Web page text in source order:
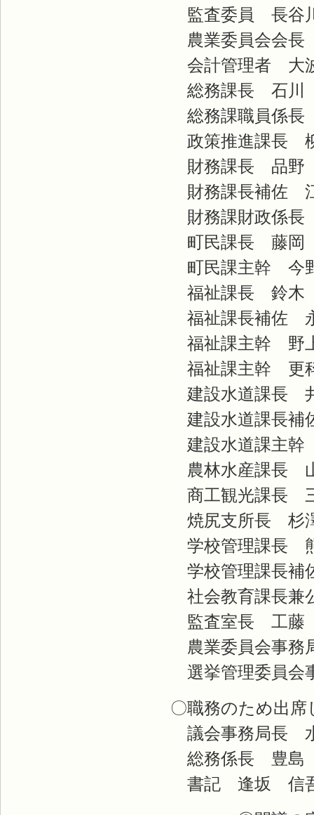
監査委員 長
農業委員会会
会計管理者
総務課長 石
総務課職員係
政策推進課長
財務課長 品
財務課長補佐
財務課財政係
町民課長 藤
町民課主幹
福祉課長 鈴
福祉課長補佐
福祉課主幹
福祉課主幹
建設水道課長
建設水道課長
建設水道課主
農林水産課長
商工観光課長
焼尻支所長
学校管理課長
学校管理課長
社会教育課長
監査室長 工
農業委員会事
選挙管理委員
〇職務のため出席
議会事務局長
総務係長 豊
書記 逢坂 信